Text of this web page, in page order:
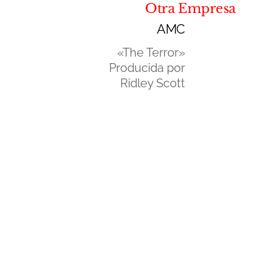
AMC
«The Terror»
Producida por
Ridley Scott
Otra Empresa